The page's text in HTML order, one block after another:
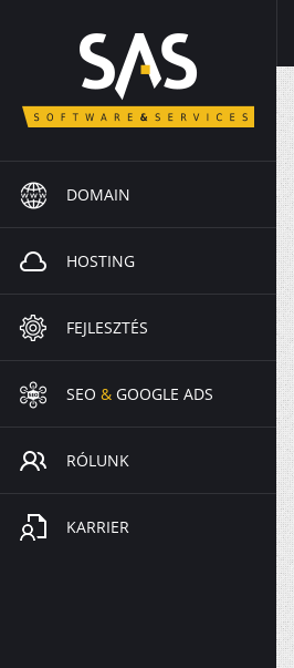
DOMAIN
HOSTING
FEJLESZTÉS
SEO & GOOGLE ADS
RÓLUNK
KARRIER